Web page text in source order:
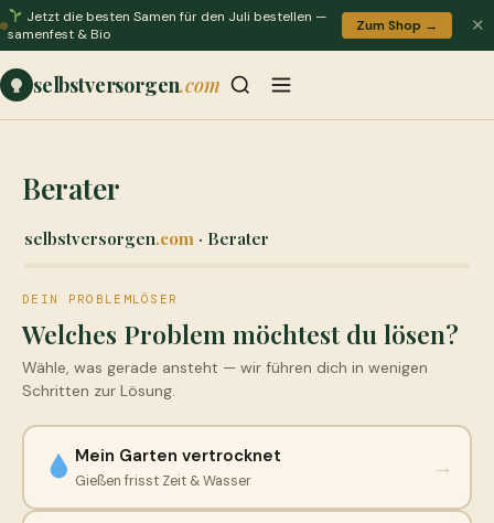
Jetzt die besten Samen für den Juli bestellen —
samenfest & Bio
Zum Shop → ✕
selbstversorgen.com
Berater
selbstversorgen.com · Berater
DEIN PROBLEMLÖSER
Welches Problem möchtest du lösen?
Wähle, was gerade ansteht — wir führen dich in wenigen
Schritten zur Lösung.
Mein Garten vertrocknet
Gießen frisst Zeit & Wasser
→